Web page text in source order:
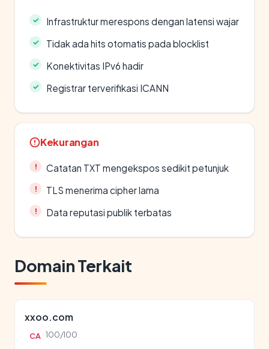
Infrastruktur merespons dengan latensi wajar
Tidak ada hits otomatis pada blocklist
Konektivitas IPv6 hadir
Registrar terverifikasi ICANN
Kekurangan
Catatan TXT mengekspos sedikit petunjuk
TLS menerima cipher lama
Data reputasi publik terbatas
Domain Terkait
xxoo.com
CA 100/100